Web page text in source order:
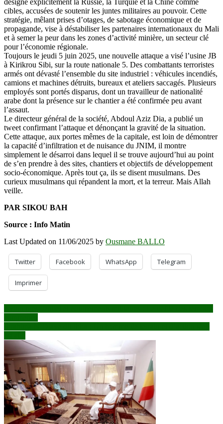
cibles, accusées de soutenir les juntes militaires au pouvoir. Cette
stratégie, mêlant prises d’otages, de sabotage économique et de
propagande, vise à déstabiliser les partenaires internationaux du Mali
et à semer la peur dans les zones d’activité minière, un secteur clé
pour l’économie régionale.
Toujours le jeudi 5 juin 2025, une nouvelle attaque a visé l’usine JB
à Kirikrou Sibi, sur la route nationale 5. Des combattants terroristes
armés ont dévasté l’ensemble du site industriel : véhicules incendiés,
camions et machines détruits, bureaux et ateliers saccagés. Plusieurs
employés sont portés disparus, dont un travailleur de nationalité
arabe dont la présence sur le chantier a été confirmée peu avant
l’assaut.
Le directeur général de la société, Abdoul Aziz Dia, a publié un
tweet confirmant l’attaque et dénonçant la gravité de la situation.
Cette attaque, aux portes mêmes de la capitale, est loin de démontrer
la capacité d’infiltration et de nuisance du JNIM, il montre
simplement le désarroi dans lequel il se trouve aujourd’hui au point
de s’en prendre à des sites, chantiers et objectifs de développement
socio-économique. Après tout ça, ils se disent musulmans. Des
curieux musulmans qui répandent la mort, et la terreur. Mais Allah
veille.
PAR SIKOU BAH
Source : Info Matin
Last Updated on 11/06/2025 by Ousmane BALLO
Twitter Facebook WhatsApp Telegram
Imprimer
Navigation
de
l’article